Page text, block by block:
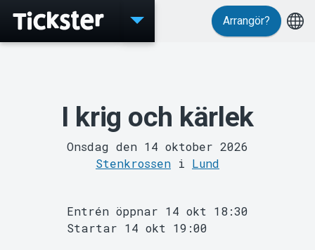
Arrangör?
I krig och kärlek
Onsdag den 14 oktober 2026
Stenkrossen i Lund
Entrén öppnar 14 okt 18:30
Startar 14 okt 19:00